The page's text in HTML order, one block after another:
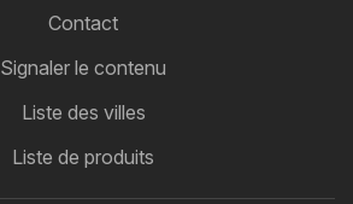
Contact
Signaler le contenu
Liste des villes
Liste de produits